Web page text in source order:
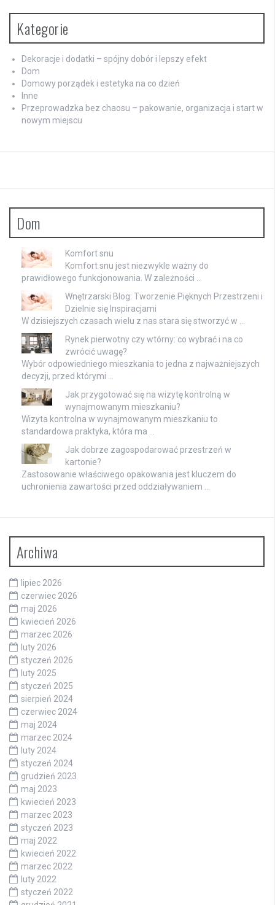
Kategorie
Dekoracje i dodatki – spójny dobór i lepszy efekt
Dom
Domowy porządek i estetyka na co dzień
Inne
Przeprowadzka bez chaosu – pakowanie, organizacja i start w
nowym miejscu
Dom
Komfort snu
Komfort snu jest niezwykle ważny do
prawidłowego funkcjonowania. W zależności …
Wnętrzarski Blog: Tworzenie Pięknych Przestrzeni i
Dzielnie się Inspiracjami
W dzisiejszych czasach wielu z nas stara się stworzyć w …
Rynek pierwotny czy wtórny: co wybrać i na co
zwrócić uwagę?
Wybór odpowiedniego mieszkania to jedna z najważniejszych
decyzji, przed którymi …
Jak przygotować się na wizytę kontrolną w
wynajmowanym mieszkaniu?
Wizyta kontrolna w wynajmowanym mieszkaniu to
standardowa praktyka, która ma …
Jak dobrze zagospodarować przestrzeń w
kartonie?
Zastosowanie właściwego opakowania jest kluczem do
uchronienia zawartości przed oddziaływaniem …
Archiwa
lipiec 2026
czerwiec 2026
maj 2026
kwiecień 2026
marzec 2026
luty 2026
styczeń 2026
luty 2025
styczeń 2025
sierpień 2024
czerwiec 2024
maj 2024
marzec 2024
luty 2024
styczeń 2024
grudzień 2023
maj 2023
kwiecień 2023
marzec 2023
styczeń 2023
maj 2022
kwiecień 2022
marzec 2022
luty 2022
styczeń 2022